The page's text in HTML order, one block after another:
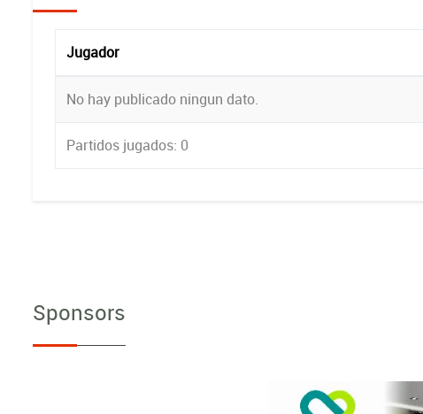
Jugador
Partidos jugados: 0
No hay publicado ningun dato.
Sponsors